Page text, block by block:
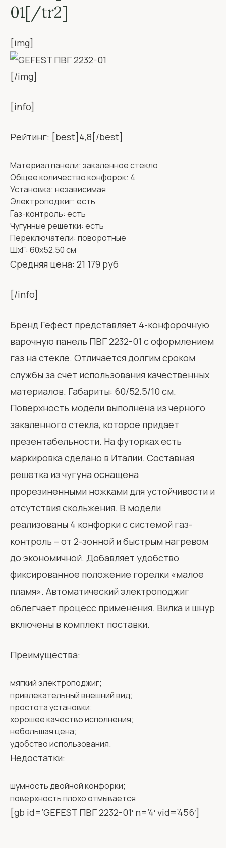
01[/tr2]
[img]
[/img]
[info]
Рейтинг: [best]4,8[/best]
Материал панели: закаленное стекло
Общее количество конфорок: 4
Установка: независимая
Электроподжиг: есть
Газ-контроль: есть
Чугунные решетки: есть
Переключатели: поворотные
ШхГ: 60х52.50 см
Средняя цена: 21 179 руб
[/info]
Бренд Гефест представляет 4-конфорочную
варочную панель ПВГ 2232-01 с оформлением
газ на стекле. Отличается долгим сроком
службы за счет использования качественных
материалов. Габариты: 60/52.5/10 см.
Поверхность модели выполнена из черного
закаленного стекла, которое придает
презентабельности. На футорках есть
маркировка сделано в Италии. Составная
решетка из чугуна оснащена
прорезиненными ножками для устойчивости и
отсутствия скольжения. В модели
реализованы 4 конфорки с системой газ-
контроль – от 2-зонной и быстрым нагревом
до экономичной. Добавляет удобство
фиксированное положение горелки «малое
пламя». Автоматический электроподжиг
облегчает процесс применения. Вилка и шнур
включены в комплект поставки.
Преимущества:
мягкий электроподжиг;
привлекательный внешний вид;
простота установки;
хорошее качество исполнения;
небольшая цена;
удобство использования.
Недостатки:
шумность двойной конфорки;
поверхность плохо отмывается
[gb id=’GEFEST ПВГ 2232-01′ n=’4′ vid=’456′]